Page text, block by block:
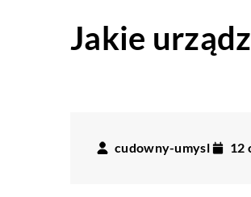
Jakie
cudowny-umysl 12